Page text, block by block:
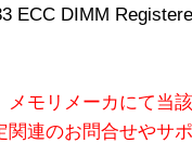
ECC DIMM
メモリメーカにて当
関連のお問合せやサ